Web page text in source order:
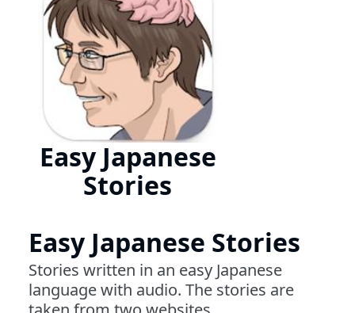
Easy Japanese
Stories
Easy Japanese Stories
Stories written in an easy Japanese
language with audio. The stories are